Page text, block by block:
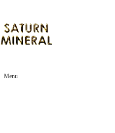
Menu